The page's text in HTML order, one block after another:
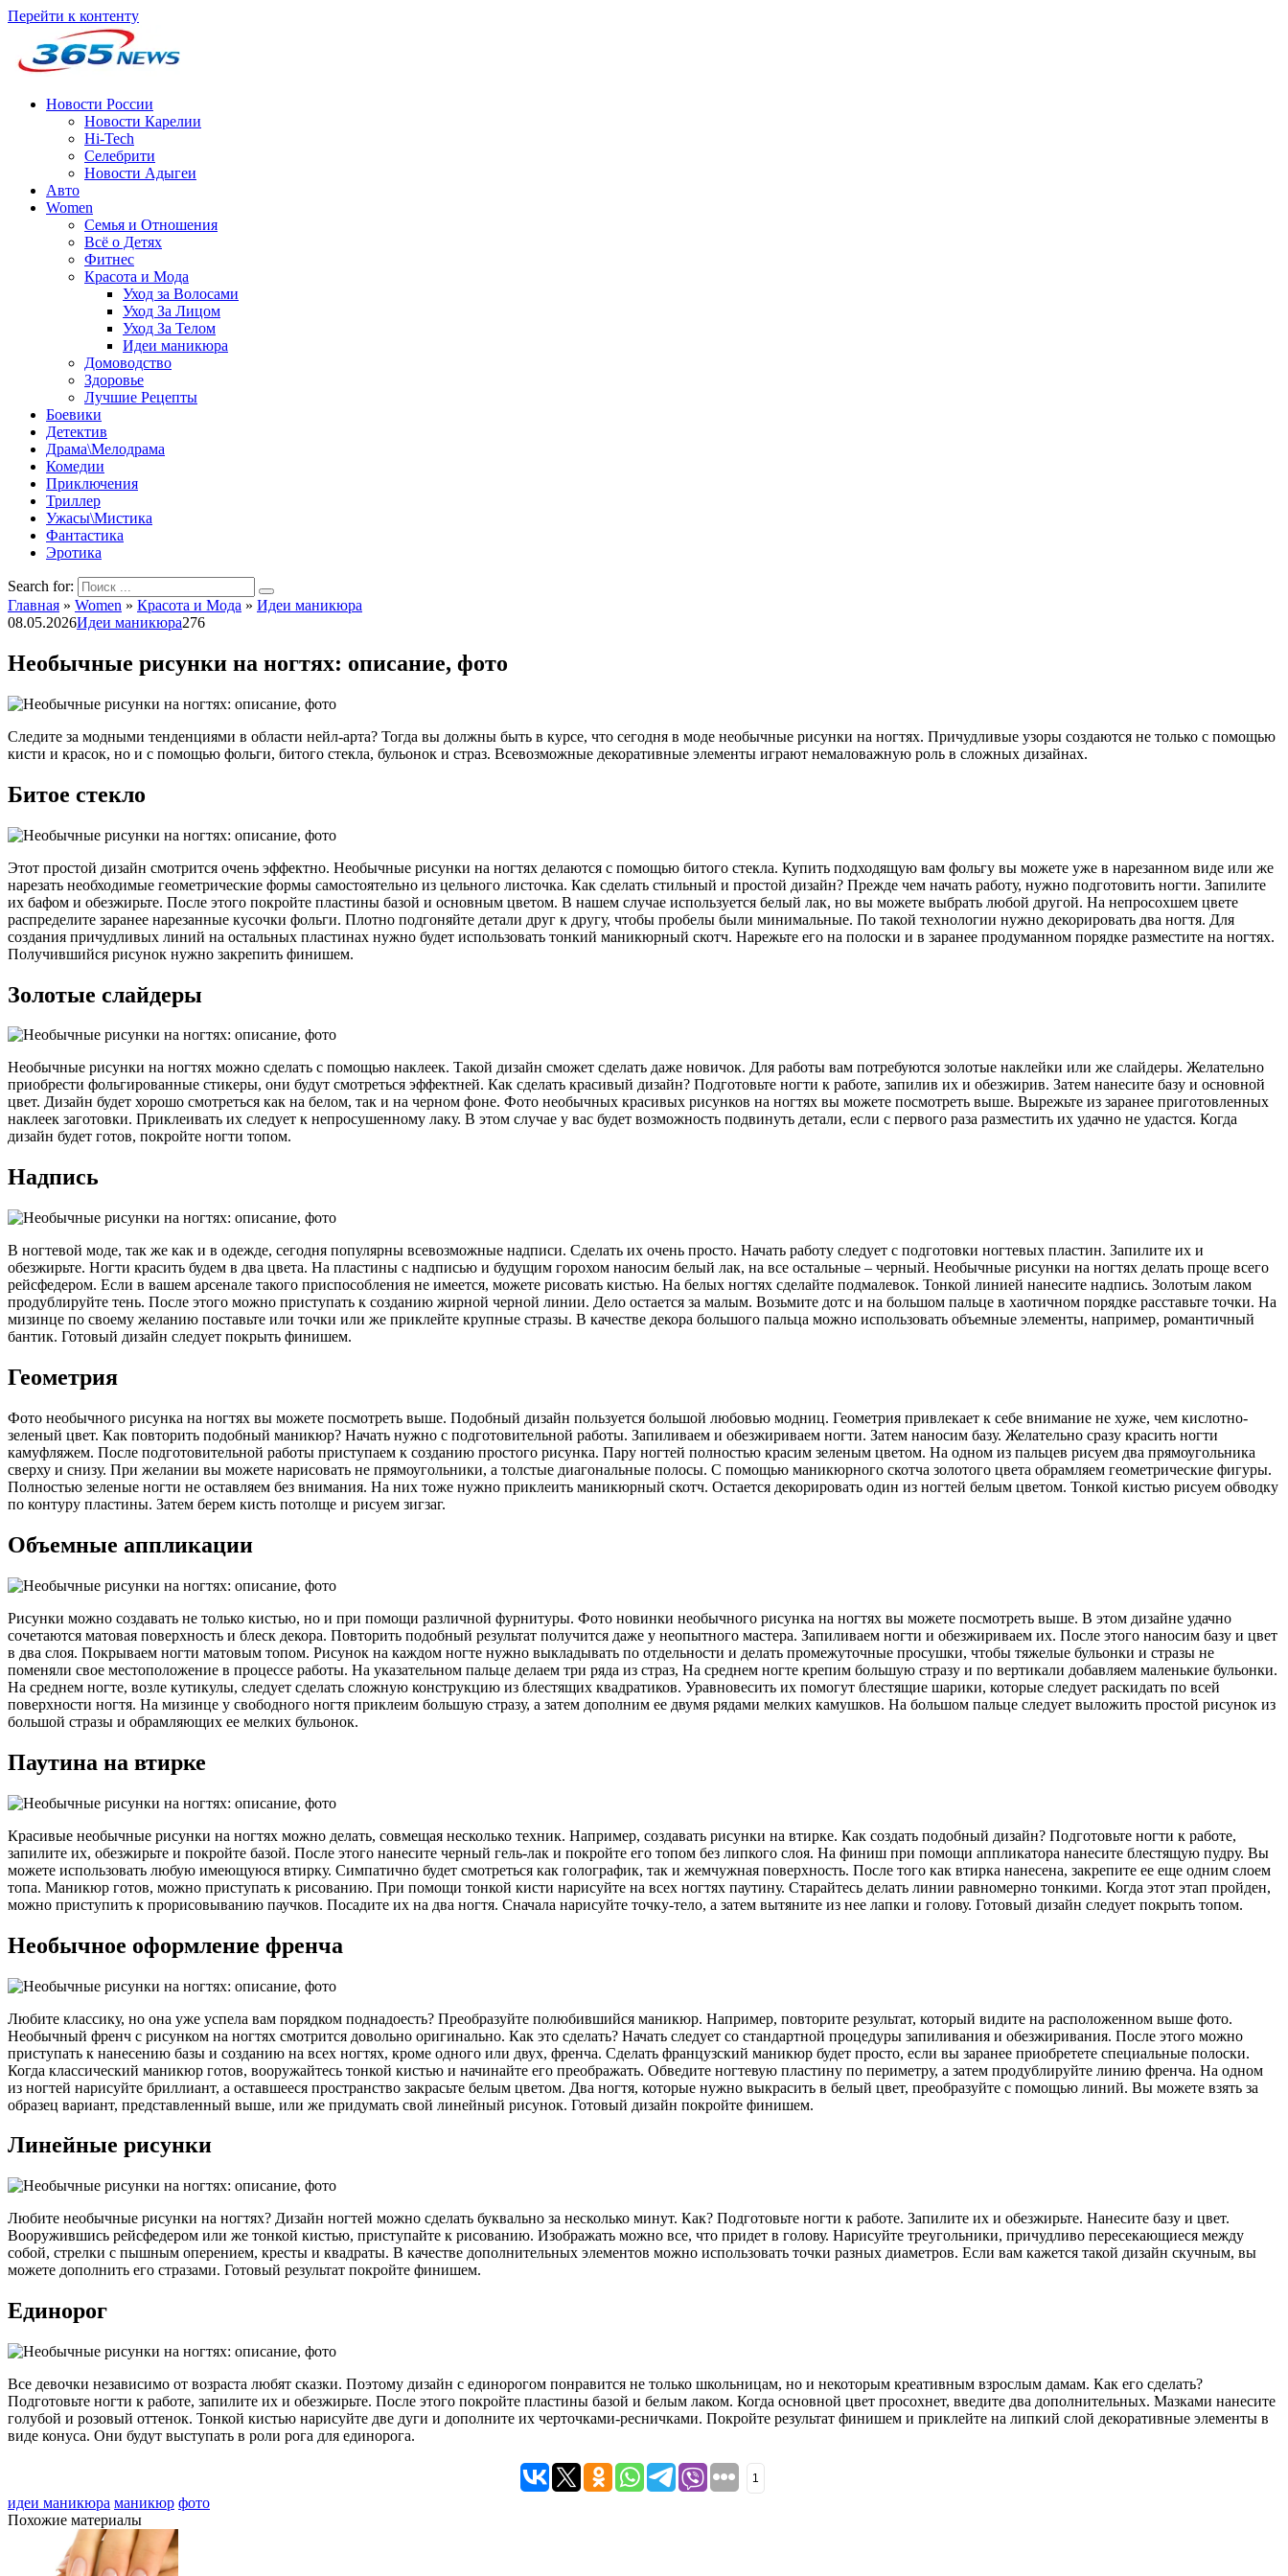
Перейти к контенту
Новости России
Новости Карелии
Hi-Tech
Селебрити
Новости Адыгеи
Авто
Women
Семья и Отношения
Всё о Детях
Фитнес
Красота и Мода
Уход за Волосами
Уход За Лицом
Уход За Телом
Идеи маникюра
Домоводство
Здоровье
Лучшие Рецепты
Боевики
Детектив
Драма\Мелодрама
Комедии
Приключения
Триллер
Ужасы\Мистика
Фантастика
Эротика
Search for:
Главная » Women » Красота и Мода » Идеи маникюра
08.05.2026Идеи маникюра276
Необычные рисунки на ногтях: описание, фото
Следите за модными тенденциями в области нейл-арта? Тогда вы должны быть в курсе, что сегодня в моде необычные рисунки на ногтях. Причудливые узоры создаются не только с помощью
кисти и красок, но и с помощью фольги, битого стекла, бульонок и страз. Всевозможные декоративные элементы играют немаловажную роль в сложных дизайнах.
Битое стекло
Этот простой дизайн смотрится очень эффектно. Необычные рисунки на ногтях делаются с помощью битого стекла. Купить подходящую вам фольгу вы можете уже в нарезанном виде или же
нарезать необходимые геометрические формы самостоятельно из цельного листочка. Как сделать стильный и простой дизайн? Прежде чем начать работу, нужно подготовить ногти. Запилите
их бафом и обезжирьте. После этого покройте пластины базой и основным цветом. В нашем случае используется белый лак, но вы можете выбрать любой другой. На непросохшем цвете
распределите заранее нарезанные кусочки фольги. Плотно подгоняйте детали друг к другу, чтобы пробелы были минимальные. По такой технологии нужно декорировать два ногтя. Для
создания причудливых линий на остальных пластинах нужно будет использовать тонкий маникюрный скотч. Нарежьте его на полоски и в заранее продуманном порядке разместите на ногтях.
Получившийся рисунок нужно закрепить финишем.
Золотые слайдеры
Необычные рисунки на ногтях можно сделать с помощью наклеек. Такой дизайн сможет сделать даже новичок. Для работы вам потребуются золотые наклейки или же слайдеры. Желательно
приобрести фольгированные стикеры, они будут смотреться эффектней. Как сделать красивый дизайн? Подготовьте ногти к работе, запилив их и обезжирив. Затем нанесите базу и основной
цвет. Дизайн будет хорошо смотреться как на белом, так и на черном фоне. Фото необычных красивых рисунков на ногтях вы можете посмотреть выше. Вырежьте из заранее приготовленных
наклеек заготовки. Приклеивать их следует к непросушенному лаку. В этом случае у вас будет возможность подвинуть детали, если с первого раза разместить их удачно не удастся. Когда
дизайн будет готов, покройте ногти топом.
Надпись
В ногтевой моде, так же как и в одежде, сегодня популярны всевозможные надписи. Сделать их очень просто. Начать работу следует с подготовки ногтевых пластин. Запилите их и
обезжирьте. Ногти красить будем в два цвета. На пластины с надписью и будущим горохом наносим белый лак, на все остальные – черный. Необычные рисунки на ногтях делать проще всего
рейсфедером. Если в вашем арсенале такого приспособления не имеется, можете рисовать кистью. На белых ногтях сделайте подмалевок. Тонкой линией нанесите надпись. Золотым лаком
продублируйте тень. После этого можно приступать к созданию жирной черной линии. Дело остается за малым. Возьмите дотс и на большом пальце в хаотичном порядке расставьте точки. На
мизинце по своему желанию поставьте или точки или же приклейте крупные стразы. В качестве декора большого пальца можно использовать объемные элементы, например, романтичный
бантик. Готовый дизайн следует покрыть финишем.
Геометрия
Фото необычного рисунка на ногтях вы можете посмотреть выше. Подобный дизайн пользуется большой любовью модниц. Геометрия привлекает к себе внимание не хуже, чем кислотно-
зеленый цвет. Как повторить подобный маникюр? Начать нужно с подготовительной работы. Запиливаем и обезжириваем ногти. Затем наносим базу. Желательно сразу красить ногти
камуфляжем. После подготовительной работы приступаем к созданию простого рисунка. Пару ногтей полностью красим зеленым цветом. На одном из пальцев рисуем два прямоугольника
сверху и снизу. При желании вы можете нарисовать не прямоугольники, а толстые диагональные полосы. С помощью маникюрного скотча золотого цвета обрамляем геометрические фигуры.
Полностью зеленые ногти не оставляем без внимания. На них тоже нужно приклеить маникюрный скотч. Остается декорировать один из ногтей белым цветом. Тонкой кистью рисуем обводку
по контуру пластины. Затем берем кисть потолще и рисуем зигзаг.
Объемные аппликации
Рисунки можно создавать не только кистью, но и при помощи различной фурнитуры. Фото новинки необычного рисунка на ногтях вы можете посмотреть выше. В этом дизайне удачно
сочетаются матовая поверхность и блеск декора. Повторить подобный результат получится даже у неопытного мастера. Запиливаем ногти и обезжириваем их. После этого наносим базу и цвет
в два слоя. Покрываем ногти матовым топом. Рисунок на каждом ногте нужно выкладывать по отдельности и делать промежуточные просушки, чтобы тяжелые бульонки и стразы не
поменяли свое местоположение в процессе работы. На указательном пальце делаем три ряда из страз, На среднем ногте крепим большую стразу и по вертикали добавляем маленькие бульонки.
На среднем ногте, возле кутикулы, следует сделать сложную конструкцию из блестящих квадратиков. Уравновесить их помогут блестящие шарики, которые следует раскидать по всей
поверхности ногтя. На мизинце у свободного ногтя приклеим большую стразу, а затем дополним ее двумя рядами мелких камушков. На большом пальце следует выложить простой рисунок из
большой стразы и обрамляющих ее мелких бульонок.
Паутина на втирке
Красивые необычные рисунки на ногтях можно делать, совмещая несколько техник. Например, создавать рисунки на втирке. Как создать подобный дизайн? Подготовьте ногти к работе,
запилите их, обезжирьте и покройте базой. После этого нанесите черный гель-лак и покройте его топом без липкого слоя. На финиш при помощи аппликатора нанесите блестящую пудру. Вы
можете использовать любую имеющуюся втирку. Симпатично будет смотреться как голографик, так и жемчужная поверхность. После того как втирка нанесена, закрепите ее еще одним слоем
топа. Маникюр готов, можно приступать к рисованию. При помощи тонкой кисти нарисуйте на всех ногтях паутину. Старайтесь делать линии равномерно тонкими. Когда этот этап пройден,
можно приступить к прорисовыванию паучков. Посадите их на два ногтя. Сначала нарисуйте точку-тело, а затем вытяните из нее лапки и голову. Готовый дизайн следует покрыть топом.
Необычное оформление френча
Любите классику, но она уже успела вам порядком поднадоесть? Преобразуйте полюбившийся маникюр. Например, повторите результат, который видите на расположенном выше фото.
Необычный френч с рисунком на ногтях смотрится довольно оригинально. Как это сделать? Начать следует со стандартной процедуры запиливания и обезжиривания. После этого можно
приступать к нанесению базы и созданию на всех ногтях, кроме одного или двух, френча. Сделать французский маникюр будет просто, если вы заранее приобретете специальные полоски.
Когда классический маникюр готов, вооружайтесь тонкой кистью и начинайте его преображать. Обведите ногтевую пластину по периметру, а затем продублируйте линию френча. На одном
из ногтей нарисуйте бриллиант, а оставшееся пространство закрасьте белым цветом. Два ногтя, которые нужно выкрасить в белый цвет, преобразуйте с помощью линий. Вы можете взять за
образец вариант, представленный выше, или же придумать свой линейный рисунок. Готовый дизайн покройте финишем.
Линейные рисунки
Любите необычные рисунки на ногтях? Дизайн ногтей можно сделать буквально за несколько минут. Как? Подготовьте ногти к работе. Запилите их и обезжирьте. Нанесите базу и цвет.
Вооружившись рейсфедером или же тонкой кистью, приступайте к рисованию. Изображать можно все, что придет в голову. Нарисуйте треугольники, причудливо пересекающиеся между
собой, стрелки с пышным оперением, кресты и квадраты. В качестве дополнительных элементов можно использовать точки разных диаметров. Если вам кажется такой дизайн скучным, вы
можете дополнить его стразами. Готовый результат покройте финишем.
Единорог
Все девочки независимо от возраста любят сказки. Поэтому дизайн с единорогом понравится не только школьницам, но и некоторым креативным взрослым дамам. Как его сделать?
Подготовьте ногти к работе, запилите их и обезжирьте. После этого покройте пластины базой и белым лаком. Когда основной цвет просохнет, введите два дополнительных. Мазками нанесите
голубой и розовый оттенок. Тонкой кистью нарисуйте две дуги и дополните их черточками-ресничками. Покройте результат финишем и приклейте на липкий слой декоративные элементы в
виде конуса. Они будут выступать в роли рога для единорога.
1
идеи маникюра маникюр фото
Похожие материалы